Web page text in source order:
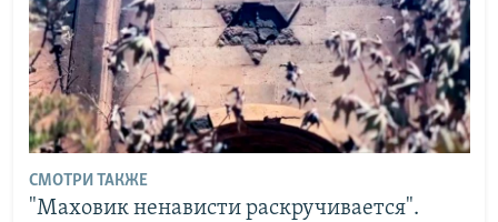
СМОТРИ ТАКЖЕ
"Маховик ненависти раскручивается".